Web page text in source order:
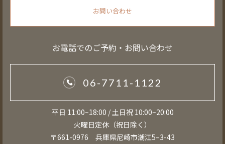
お問い合わせ
お電話でのご予約・お問い合わせ
06-7711-1122
平日 11:00~18:00 / 土日祝 10:00~20:00
火曜日定休（祝日除く）
〒661-0976 兵庫県尼崎市潮江5–3-43